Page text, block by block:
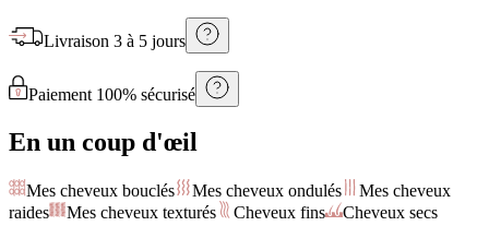
Livraison 3 à 5 jours
Paiement 100% sécurisé
En un coup d'œil
Mes cheveux bouclés Mes cheveux ondulés
Mes cheveux
raides
Mes cheveux texturés Cheveux fins Cheveux secs